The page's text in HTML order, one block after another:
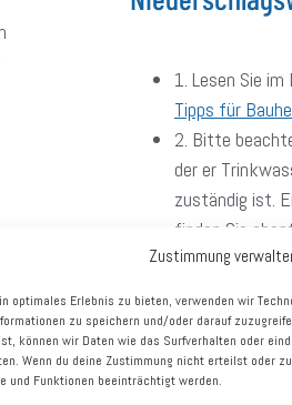
Zustimmung
optimales Erlebnis zu bieten, verwenden wir
zu speichern und/oder darauf
können wir Daten wie das Surfverhalten oder
Wenn du deine Zustimmung nicht erteilst oder
und Funktionen beeinträchtigt werden.
1. Lesen Sie
Tipps für
2. Bitte
der er
zuständig ist.
finden Sie
3. Fordern Sie
4. Informieren
gemäß der